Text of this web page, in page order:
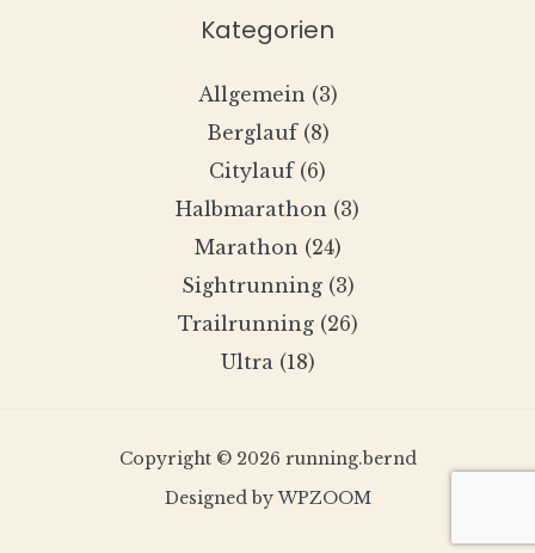
Kategorien
Allgemein (3)
Berglauf(8)
Citylauf(6)
Halbmarathon (3)
Marathon (24)
Sightrunning(3)
Trailrunning(26)
Ultra(18)
Copyright © 2026 running.bernd
Designed byWPZOOM